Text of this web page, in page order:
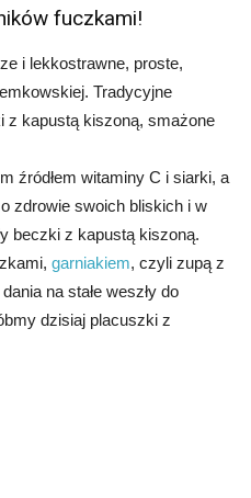
fuczkami!
i lekkostrawne, proste,
Tradycyjne
z kapustą kiszoną, smażone
źródłem witaminy C i siarki, a
zdrowie swoich bliskich i w
beczki z kapustą kiszoną.
garniakiem, czyli zupą z
dania na stałe weszły do
dzisiaj placuszki z